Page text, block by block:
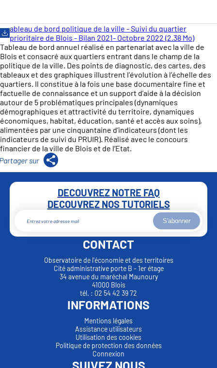
ableau de bord politique de la ville - Suivi du quartier
prioritaire de Blois - Bilan 2021- Octobre 2022 (2.38 Mo)
Tableau de bord annuel réalisé en partenariat avec la ville de
Blois et consacré aux quartiers entrant dans le champ de la
politique de la ville. Des points de diagnostic, des cartes, des
tableaux et des graphiques illustrent l’évolution à l’échelle des
quartiers. Il constitue à la fois une base documentaire fine et
factuelle de connaissance et un support d’aide à la décision
autour de 5 problématiques principales (dynamiques
démographiques et attractivité du territoire, dynamiques
économiques, habitat, éducation, santé et accès aux soins),
alimentées par une cinquantaine d’indicateurs (dont les
indicateurs de suivi du PRUIR). Réalisé avec le concours
financier de la ville de Blois et de l’Etat.
DECOUVREZ NOTRE FAQ
DECOUVREZ NOS TUTORIELS
S'abonner
CONTACT
Observatoire de l'économie et des territoires
Cité administrative porte B - 1er étage
34 avenue du maréchal Maunoury
41000 Blois
tél. : 02 54 42 39 72
INFORMATIONS
Mentions légales
Assistance utilisateurs
Utilisation des cookies
Politique de protection des données
Connexion